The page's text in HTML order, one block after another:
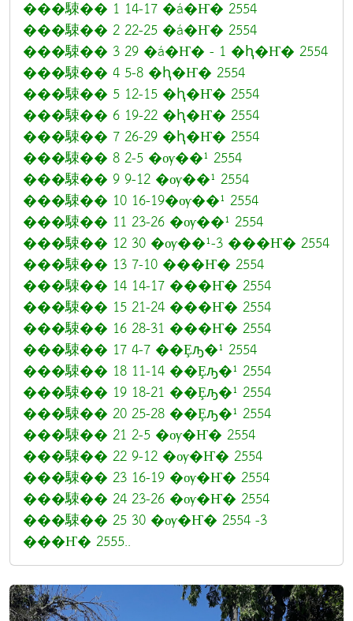
���駷�� 1 14-17 �á�Ҥ� 2554
���駷�� 2 22-25 �á�Ҥ� 2554
���駷�� 3 29 �á�Ҥ� - 1 �ԧ�Ҥ� 2554
���駷�� 4 5-8 �ԧ�Ҥ� 2554
���駷�� 5 12-15 �ԧ�Ҥ� 2554
���駷�� 6 19-22 �ԧ�Ҥ� 2554
���駷�� 7 26-29 �ԧ�Ҥ� 2554
���駷�� 8 2-5 �ѹ��¹ 2554
���駷�� 9 9-12 �ѹ��¹ 2554
���駷�� 10 16-19�ѹ��¹ 2554
���駷�� 11 23-26 �ѹ��¹ 2554
���駷�� 12 30 �ѹ��¹-3 ���Ҥ� 2554
���駷�� 13 7-10 ���Ҥ� 2554
���駷�� 14 14-17 ���Ҥ� 2554
���駷�� 15 21-24 ���Ҥ� 2554
���駷�� 16 28-31 ���Ҥ� 2554
���駷�� 17 4-7 ��Ȩԡ�¹ 2554
���駷�� 18 11-14 ��Ȩԡ�¹ 2554
���駷�� 19 18-21 ��Ȩԡ�¹ 2554
���駷�� 20 25-28 ��Ȩԡ�¹ 2554
���駷�� 21 2-5 �ѹ�Ҥ� 2554
���駷�� 22 9-12 �ѹ�Ҥ� 2554
���駷�� 23 16-19 �ѹ�Ҥ� 2554
���駷�� 24 23-26 �ѹ�Ҥ� 2554
���駷�� 25 30 �ѹ�Ҥ� 2554 -3
���Ҥ� 2555..